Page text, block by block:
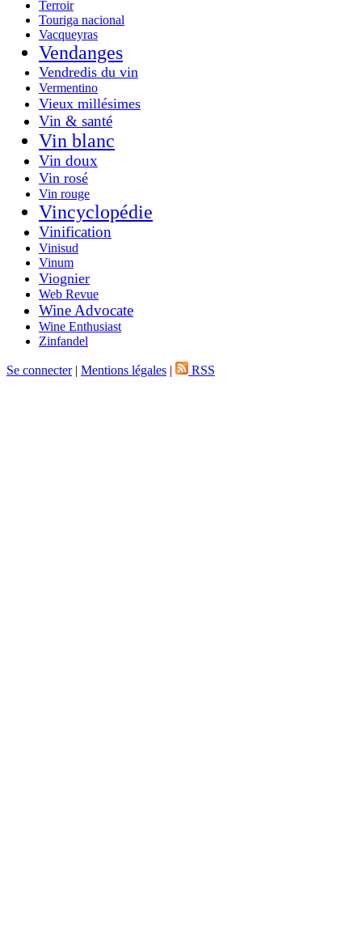
Terroir
Touriga nacional
Vacqueyras
Vendanges
Vendredis du vin
Vermentino
Vieux millésimes
Vin & santé
Vin blanc
Vin doux
Vin rosé
Vin rouge
Vincyclopédie
Vinification
Vinisud
Vinum
Viognier
Web Revue
Wine Advocate
Wine Enthusiast
Zinfandel
Se connecter| Mentions légales | RSS